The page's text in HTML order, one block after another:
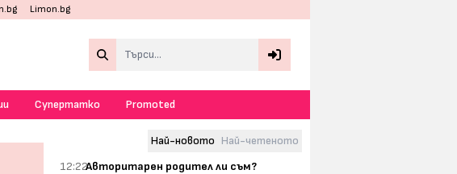
Limon.bg
Супертатко Promoted
Най-новото Най-четеното
12:22Авторитарен родител ли съм?